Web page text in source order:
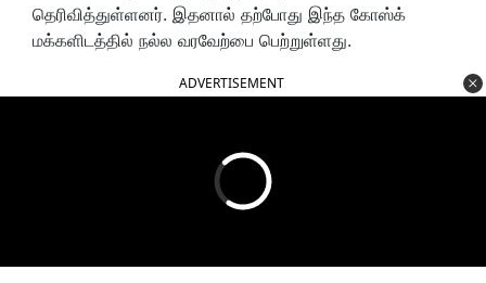
தெரிவித்துள்ளனர். இதனால் தற்போது இந்த கோஸ்க்
மக்களிடத்தில் நல்ல வரவேற்பை பெற்றுள்ளது.
ADVERTISEMENT